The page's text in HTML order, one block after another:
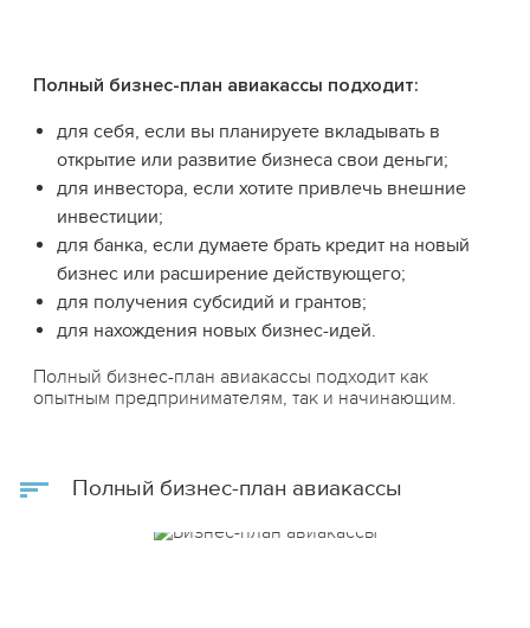
Полный бизнес-план авиакассы подходит:
для себя, если вы планируете вкладывать в
открытие или развитие бизнеса свои деньги;
для инвестора, если хотите привлечь внешние
инвестиции;
для банка, если думаете брать кредит на новый
бизнес или расширение действующего;
для получения субсидий и грантов;
для нахождения новых бизнес-идей.
Полный бизнес-план авиакассы подходит как
опытным предпринимателям, так и начинающим.
Полный бизнес-план авиакассы